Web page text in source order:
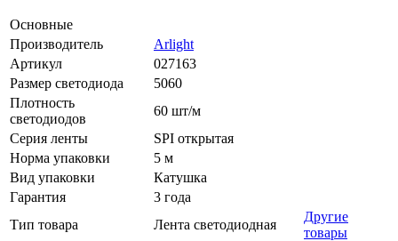
Основные
Производитель
Arlight
Артикул
027163
Размер светодиода
5060
Плотность
светодиодов
60 шт/м
Серия ленты
SPI открытая
Норма упаковки
5 м
Вид упаковки
Катушка
Гарантия
3 года
Тип товара
Лента светодиодная
Другие
товары